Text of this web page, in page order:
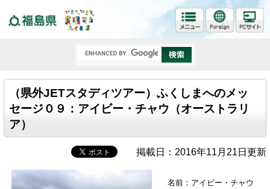
（県外JETスタディツアー）ふくしまへのメッ
セージ０９：アイビー・チャウ（オーストラリ
ア）
掲載日：2016年11月21日更新
名前：アイビー・チャウ